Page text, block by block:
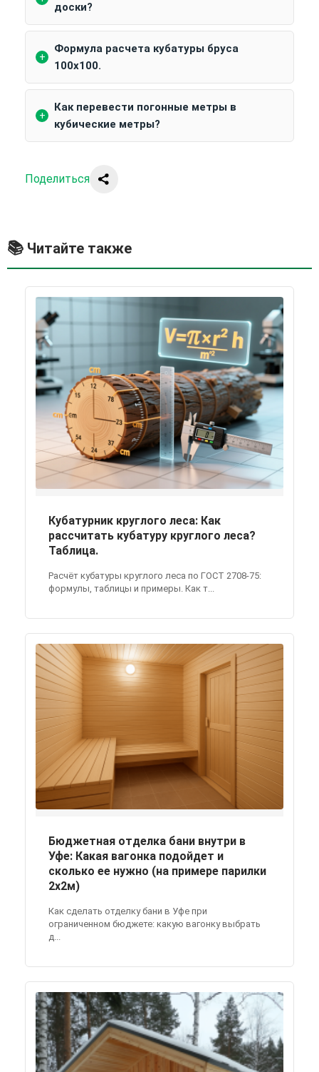
доски?
Формула расчета кубатуры бруса
100х100.
Как перевести погонные метры в
кубические метры?
Поделиться
Читайте также
Кубатурник круглого леса: Как
рассчитать кубатуру круглого леса?
Таблица.
Расчёт кубатуры круглого леса по ГОСТ 2708-75:
формулы, таблицы и примеры. Как т...
Бюджетная отделка бани внутри в
Уфе: Какая вагонка подойдет и
сколько ее нужно (на примере парилки
2x2м)
Как сделать отделку бани в Уфе при
ограниченном бюджете: какую вагонку выбрать
д...